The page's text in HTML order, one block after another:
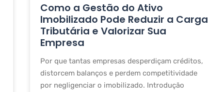
Como a Gestão do Ativo
Imobilizado Pode Reduzir a Carga
Tributária e Valorizar Sua
Empresa
Por que tantas empresas desperdiçam créditos,
distorcem balanços e perdem competitividade
por negligenciar o imobilizado. Introdução